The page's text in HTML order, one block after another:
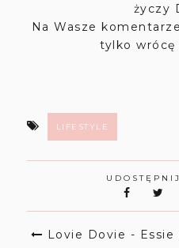
życzy
Na Wasze
tylko wrócę
LIFESTYLE
Lovie Dovie - Essie